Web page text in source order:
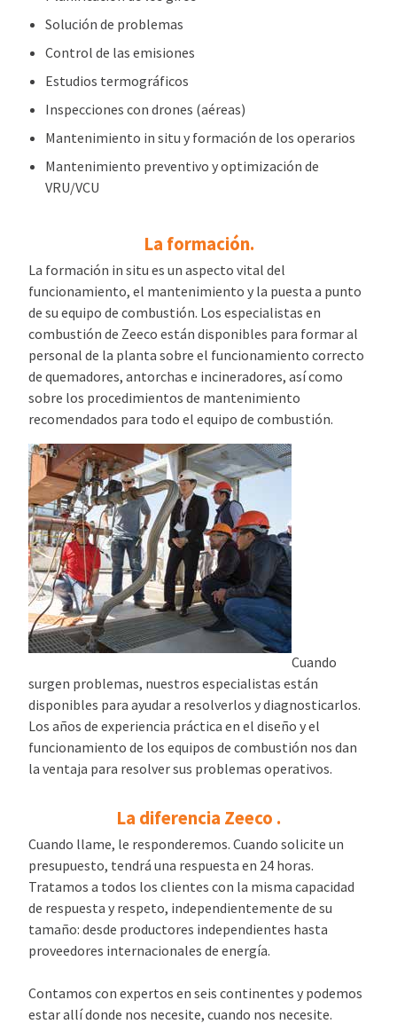
Solución de problemas
Control de las emisiones
Estudios termográficos
Inspecciones con drones (aéreas)
Mantenimiento in situ y formación de los operarios
Mantenimiento preventivo y optimización de
VRU/VCU
La formación.
La formación in situ es un aspecto vital del
funcionamiento, el mantenimiento y la puesta a punto
de su equipo de combustión. Los especialistas en
combustión de Zeeco están disponibles para formar al
personal de la planta sobre el funcionamiento correcto
de quemadores, antorchas e incineradores, así como
sobre los procedimientos de mantenimiento
recomendados para todo el equipo de combustión.
Cuando
surgen problemas, nuestros especialistas están
disponibles para ayudar a resolverlos y diagnosticarlos.
Los años de experiencia práctica en el diseño y el
funcionamiento de los equipos de combustión nos dan
la ventaja para resolver sus problemas operativos.
La diferencia Zeeco .
Cuando llame, le responderemos. Cuando solicite un
presupuesto, tendrá una respuesta en 24 horas.
Tratamos a todos los clientes con la misma capacidad
de respuesta y respeto, independientemente de su
tamaño: desde productores independientes hasta
proveedores internacionales de energía.
Contamos con expertos en seis continentes y podemos
estar allí donde nos necesite, cuando nos necesite.